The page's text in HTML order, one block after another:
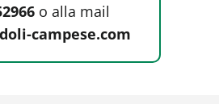
o alla mail
campese.com